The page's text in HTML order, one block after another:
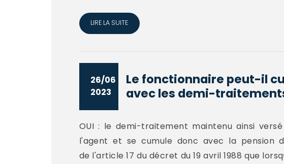
LIRE LA SUITE
26/06
2023
Le fonctionnaire peut-il
avec les demi-
OUI : le demi-traitement maintenu ainsi
l'agent et se cumule donc avec la pension
de l'article 17 du décret du 19 avril 1988 que